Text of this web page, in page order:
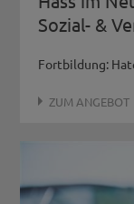
Sozial- &
Fortbildung:
ZUM ANGEBOT